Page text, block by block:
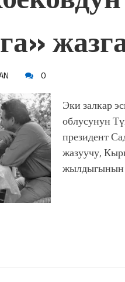
0
Эки залкар
облусунун
президент
жазуучу,